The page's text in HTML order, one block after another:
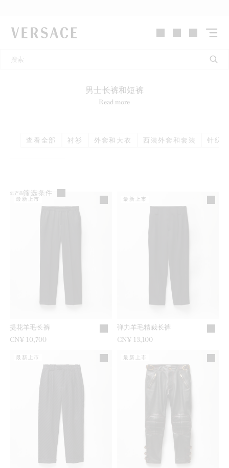
VERSACE | 主页
男士长裤和短裤
Read more
查看全部 衬衫 外套和大衣 西装外套和套装 针织
91 产品 筛选条件
提花羊毛长裤
CN¥ 10,700
最新上市
弹力羊毛精裁长裤
CN¥ 13,100
最新上市
最新上市 最新上市